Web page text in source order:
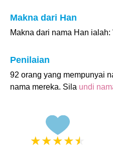
Makna dari Han
Makna dari nama Han
Penilaian
92 orang yang mempunyai
nama mereka. Sila undi
★★★★★